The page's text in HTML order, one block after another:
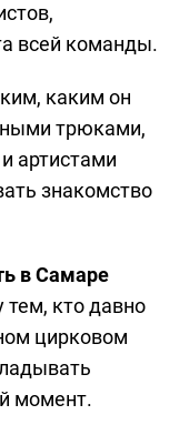
всей команды.
каким он
трюками,
артистами
знакомство
в Самаре
тем, кто давно
цирковом
момент.